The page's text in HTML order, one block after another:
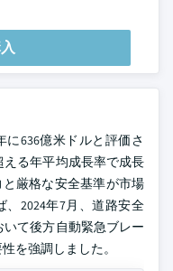
に636億米ドルと評価さ
える年平均成長率で成長
厳格な安全基準が市場
2024年7月、道路安全
いて後方自動緊急ブレー
を強調しました。